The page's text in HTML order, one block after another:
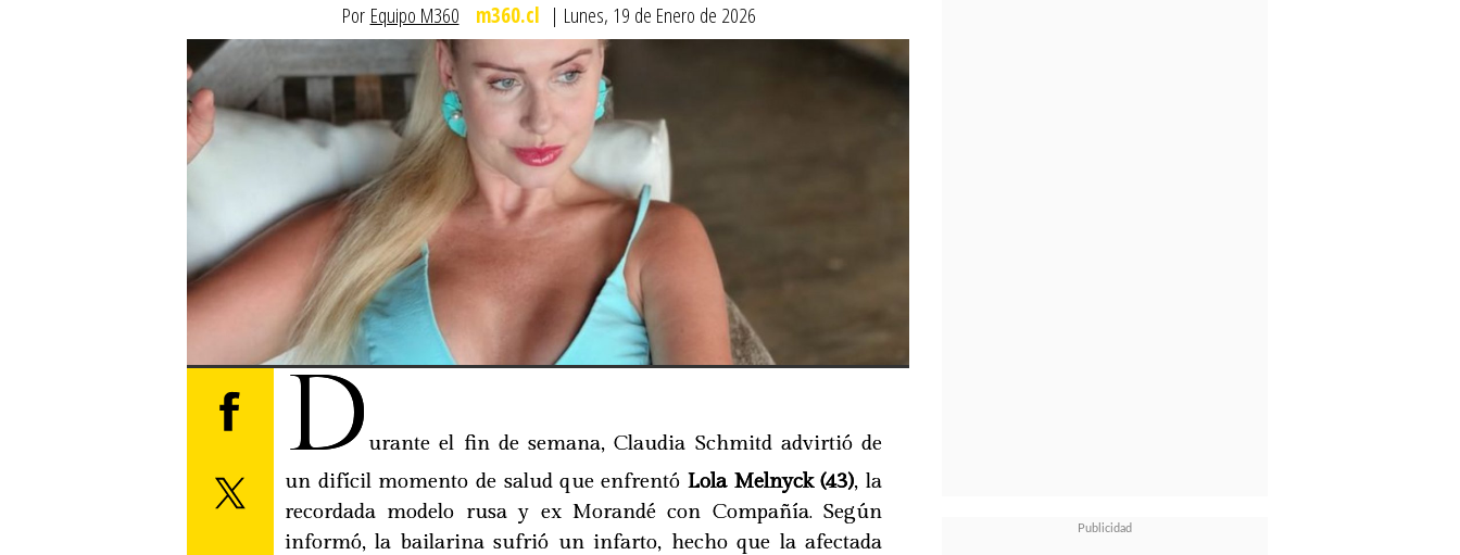
Por Equipo M360 m360.cl | Lunes, 19 de Enero de 2026
D urante el fin de semana, Claudia Schmitd advirtió de
un difícil momento de salud que enfrentó Lola Melnyck (43), la
recordada modelo rusa y ex Morandé con Compañía. Según
informó, la bailarina sufrió un infarto, hecho que la afectada